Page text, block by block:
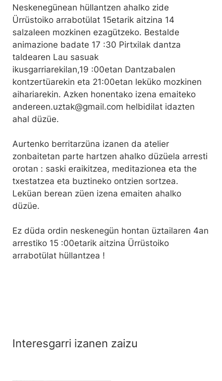
Neskenegünean hüllantzen ahalko zide
Ürrüstoiko arrabotülat 15etarik aitzina 14
salzaleen mozkinen ezagützeko. Bestalde
animazione badate 17 :30 Pirtxilak dantza
taldearen Lau sasuak
ikusgarriarekilan,19 :00etan Dantzabalen
kontzertüarekin eta 21:00etan leküko mozkinen
aihariarekin. Azken honentako izena emaiteko
andereen.uztak@gmail.com helbidilat idazten
ahal düzüe.
Aurtenko berritarzüna izanen da atelier
zonbaitetan parte hartzen ahalko düzüela arresti
orotan : saski eraikitzea, meditazionea eta the
txestatzea eta buztineko ontzien sortzea.
Leküan berean züen izena emaiten ahalko
düzüe.
Ez düda ordin neskenegün hontan üztailaren 4an
arrestiko 15 :00etarik aitzina Ürrüstoiko
arrabotülat hüllantzea !
Interesgarri izanen zaizu